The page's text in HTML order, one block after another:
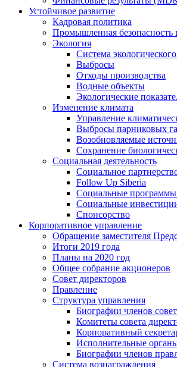
Устойчивое развитие
Кадровая политика
Промышленная безопасность
Экология
Система
Выбросы
Отходы производства
Водные объекты
Экологические
Изменение климата
Управление
Выбросы парниковых
Возобновляемые
Сохранение
Социальная деятельность
Социальное
Follow Up Siberia
Социальные программы
Социальные
Спонсорство
Корпоративное управление
Обращение заместителя
Итоги 2019 года
Планы на 2020 год
Общее собрание акционеров
Совет директоров
Правление
Структура управления
Биографии членов
Комитеты совета
Корпоративный
Исполнительные
Биографии членов
Система вознаграждения